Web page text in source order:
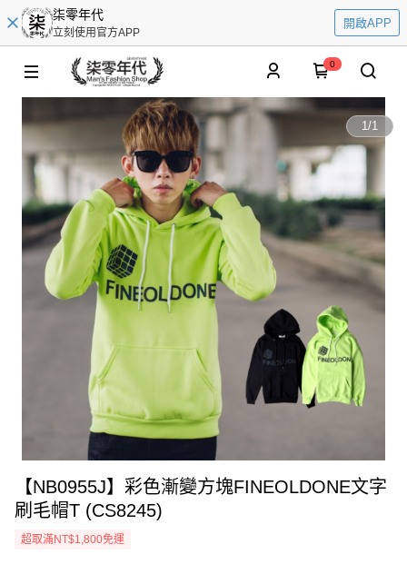
柒零年代
立刻使用官方APP
開啟APP
0
1/1
【NB0955J】彩色漸變方塊FINEOLDONE文字
刷毛帽T (CS8245)
超取滿NT$1,800免運